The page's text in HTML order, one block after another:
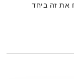
את זה ביחד